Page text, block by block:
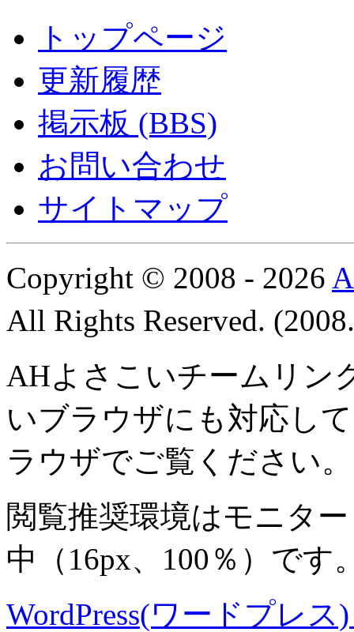
トップページ
更新履歴
掲示板 (BBS)
お問い合わせ
サイトマップ
Copyright © 2008 - 2026
All Rights Reserved.
AHよさこいチームリン
いブラウザにも対応し
ラウザでご覧ください。
閲覧推奨環境はモニター
中
（16px、100％）です
WordPress(ワードプレス)